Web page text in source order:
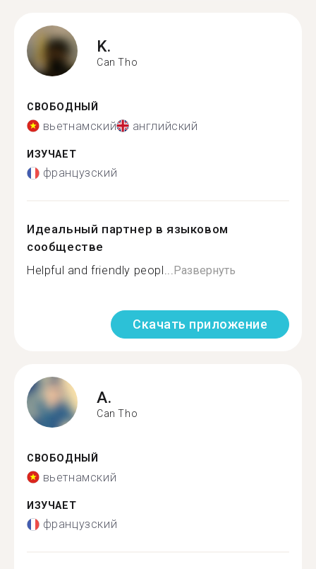
K.
Can Tho
СВОБОДНЫЙ
вьетнамский английский
ИЗУЧАЕТ
французский
Идеальный партнер в языковом
сообществе
Helpful and friendly peopl...Развернуть
Скачать приложение
A.
Can Tho
СВОБОДНЫЙ
вьетнамский
ИЗУЧАЕТ
французский